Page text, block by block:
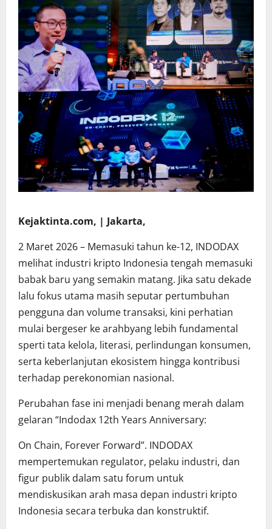
Kejaktinta.com, | Jakarta,
2 Maret 2026 – Memasuki tahun ke-12, INDODAX
melihat industri kripto Indonesia tengah memasuki
babak baru yang semakin matang. Jika satu dekade
lalu fokus utama masih seputar pertumbuhan
pengguna dan volume transaksi, kini perhatian
mulai bergeser ke arahbyang lebih fundamental
sperti tata kelola, literasi, perlindungan konsumen,
serta keberlanjutan ekosistem hingga kontribusi
terhadap perekonomian nasional.
Perubahan fase ini menjadi benang merah dalam
gelaran “Indodax 12th Years Anniversary:
On Chain, Forever Forward”. INDODAX
mempertemukan regulator, pelaku industri, dan
figur publik dalam satu forum untuk
mendiskusikan arah masa depan industri kripto
Indonesia secara terbuka dan konstruktif.